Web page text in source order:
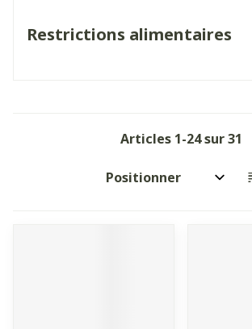
Restrictions alimentaires
Articles 1-24sur31
Trier par: